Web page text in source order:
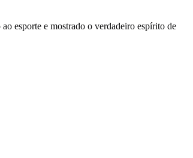
esporte e mostrado o verdadeiro espírito de